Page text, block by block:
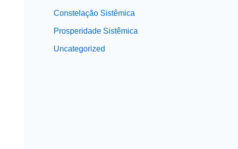
Constelação Sistêmica
Prosperidade Sistêmica
Uncategorized